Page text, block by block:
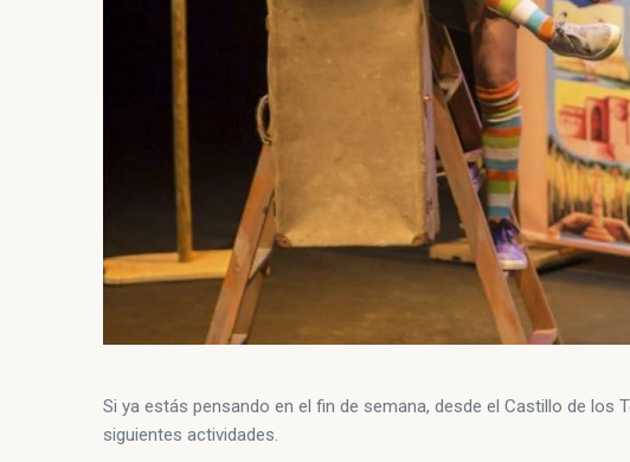
Si ya estás pensando en el fin de semana, desde el Castillo de
siguientes actividades.